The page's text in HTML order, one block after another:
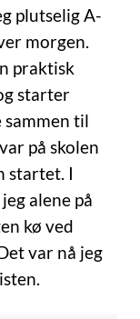
plutselig A-
morgen.
praktisk
starter
til
på skolen
startet. I
alene på
kø ved
var nå jeg